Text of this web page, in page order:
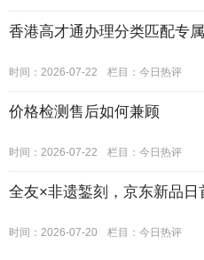
香港高才通办理分类匹配专
时间：2026-07-22 栏目： 今日热评
价格检测售后如何兼顾
时间：2026-07-22 栏目： 今日热评
全友×非遗錾刻，京东新品日
时间：2026-07-20 栏目： 今日热评